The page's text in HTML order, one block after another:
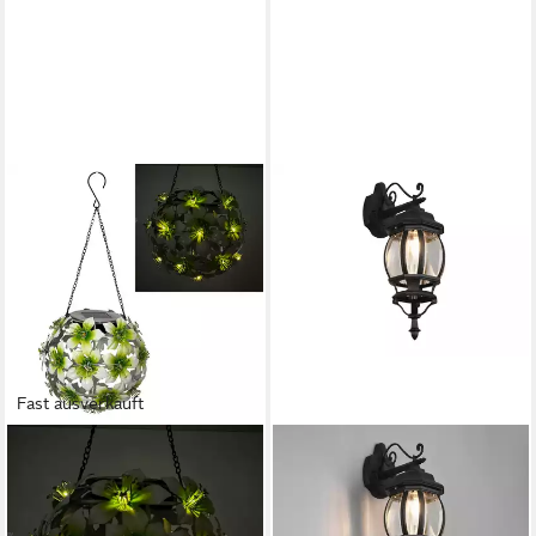
Fast ausverkauft
ONLINE-FUCHS
LED Gartenleuchte
Hibiskusblüten zum